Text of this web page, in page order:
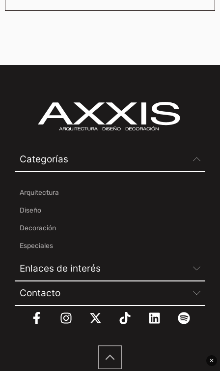
✕
Categorías
Arquitectura
Diseño
Decoración
Especiales
Enlaces de interés
Contacto